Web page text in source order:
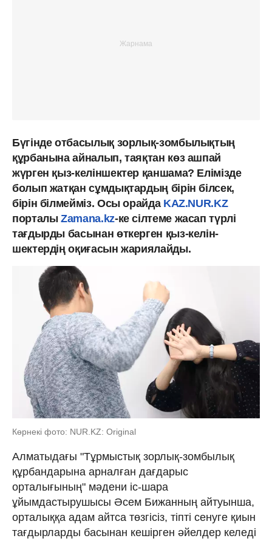
Бүгінде отбасылық зорлық-зомбылықтың
құрбанына айналып, таяқтан көз ашпай
жүрген қыз-келіншектер қаншама? Елімізде
болып жатқан сұмдықтардың бірін білсек,
бірін білмейміз. Осы орайда KAZ.NUR.KZ
порталыZamana.kz-ке сілтеме жасап түрлі
тағдырды басынан өткерген қыз-келін­
шектердің оқиғасын жариялайды.
Көрнекі фото: NUR.KZ: Original
Алматыдағы "Тұр­мыс­тық зорлық-зомбылық
құрбандарына арналған дағдарыс
орталығының" мәдени іс-шара
ұйымдастырушысы Әсем Бижанның айтуынша,
орталыққа адам айтса төзгісіз, тіпті сенуге қиын
тағдырларды басынан кешірген әйелдер келеді